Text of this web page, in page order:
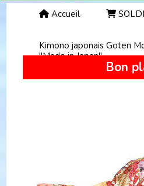
Accueil
Kimono japonais Goten
"Made in Japan"
Bon